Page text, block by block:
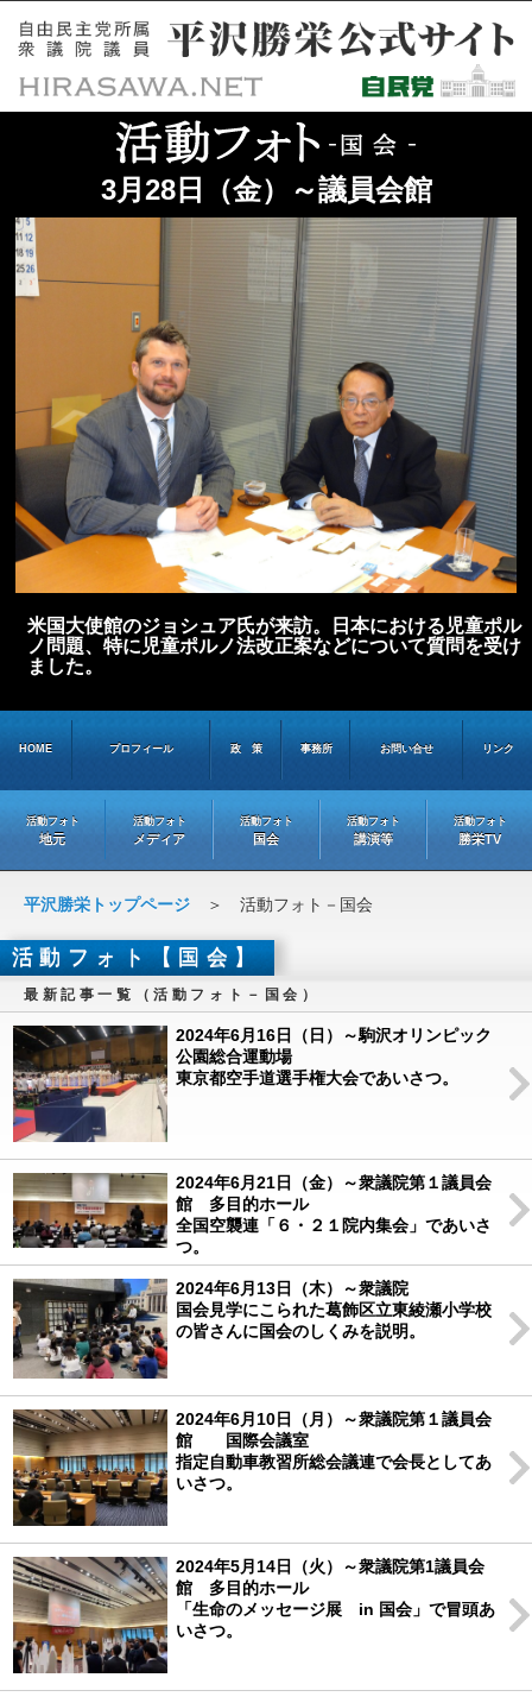
3月28日（金）～議員会館
米国大使館のジョシュア氏が来訪。日本における児童ポル
ノ問題、特に児童ポルノ法改正案などについて質問を受け
ました。
HOME プロフィール 政 策 事務所 お問い合せ リンク
活動フォト
地元
活動フォト
メディア
活動フォト
国会
活動フォト
講演等
活動フォト
勝栄TV
平沢勝栄トップページ ＞ 活動フォト－国会
活動フォト【国会】
最新記事一覧（活動フォト－国会）
2024年6月16日（日）～駒沢オリンピック
公園総合運動場
東京都空手道選手権大会であいさつ。
2024年6月21日（金）～衆議院第１議員会
館 多目的ホール
全国空襲連「６・２１院内集会」であいさ
つ。
2024年6月13日（木）～衆議院
国会見学にこられた葛飾区立東綾瀬小学校
の皆さんに国会のしくみを説明。
2024年6月10日（月）～衆議院第１議員会
館 国際会議室
指定自動車教習所総会議連で会長としてあ
いさつ。
2024年5月14日（火）～衆議院第1議員会
館 多目的ホール
「生命のメッセージ展 in 国会」で冒頭あ
いさつ。